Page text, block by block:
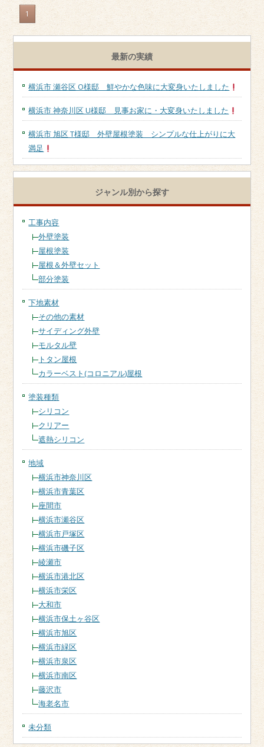
1
最新の実績
横浜市 瀬谷区 O様邸 鮮やかな色味に大変身いたしました
横浜市 神奈川区 U様邸 見事お家に・大変身いたしました
横浜市 旭区 T様邸 外壁屋根塗装 シンプルな仕上がりに大
満足
ジャンル別から探す
工事内容
外壁塗装
屋根塗装
屋根＆外壁セット
部分塗装
下地素材
その他の素材
サイディング外壁
モルタル壁
トタン屋根
カラーベスト(コロニアル)屋根
塗装種類
シリコン
クリアー
遮熱シリコン
地域
横浜市神奈川区
横浜市青葉区
座間市
横浜市瀬谷区
横浜市戸塚区
横浜市磯子区
綾瀬市
横浜市港北区
横浜市栄区
大和市
横浜市保土ヶ谷区
横浜市旭区
横浜市緑区
横浜市泉区
横浜市南区
藤沢市
海老名市
未分類